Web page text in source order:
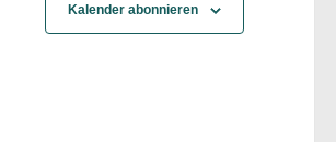
Kalender abonnieren